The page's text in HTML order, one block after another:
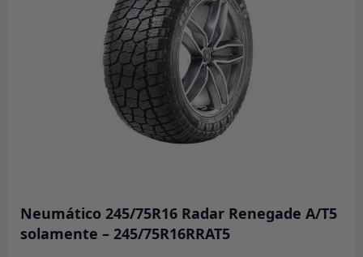
Neumático 245/75R16 Radar Renegade A/T5
solamente – 245/75R16RRAT5